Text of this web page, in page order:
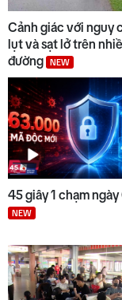
Cảnh giác với nguy
lụt và sạt lở trên
đường
NEW
45 giây 1 chạm
NEW